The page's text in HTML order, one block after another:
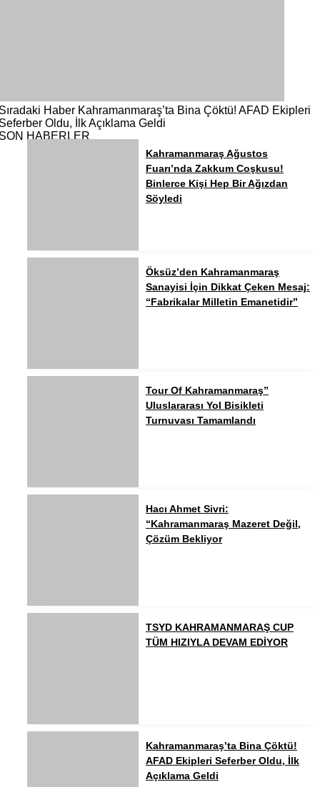
Haber Kahramanmaraş’ta Bina Çöktü! AFAD Ekipleri
Oldu, İlk Açıklama Geldi
HABERLER
Kahramanmaraş Ağustos
Fuarı’nda Zakkum Coşkusu!
Binlerce Kişi Hep Bir Ağızdan
Söyledi
Öksüz’den Kahramanmaraş
Sanayisi İçin Dikkat Çeken Mesaj:
“Fabrikalar Milletin Emanetidir”
Tour Of Kahramanmaraş”
Uluslararası Yol Bisikleti
Turnuvası Tamamlandı
Hacı Ahmet Sivri:
“Kahramanmaraş Mazeret Değil,
Çözüm Bekliyor
TSYD KAHRAMANMARAŞ CUP
TÜM HIZIYLA DEVAM EDİYOR
Kahramanmaraş’ta Bina Çöktü!
AFAD Ekipleri Seferber Oldu, İlk
Açıklama Geldi